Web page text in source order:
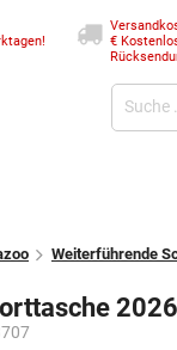
€
Weiterführende
2026